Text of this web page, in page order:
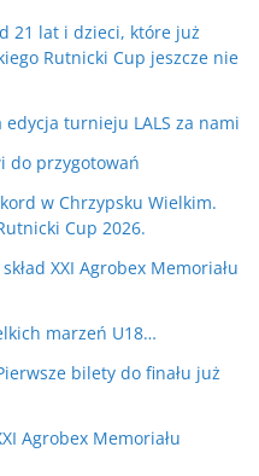
21 lat i dzieci, które już
Rutnicki Cup jeszcze nie
turnieju LALS za nami
do przygotowań
w Chrzypsku Wielkim.
Cup 2026.
XXI Agrobex Memoriału
marzeń U18…
bilety do finału już
Agrobex Memoriału